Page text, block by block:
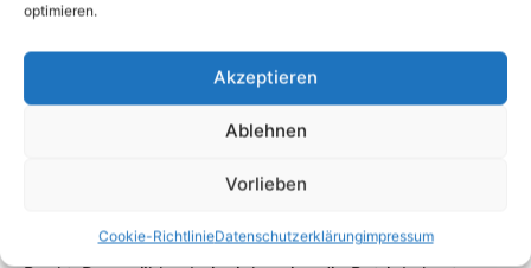
optimieren.
Akzeptieren
Ablehnen
Vorlieben
Cookie-RichtlinieDatenschutzerklärungimpressum